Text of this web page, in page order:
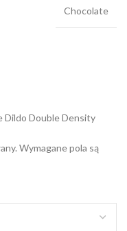
Chocolate
Dildo Double Density
Wymagane pola są